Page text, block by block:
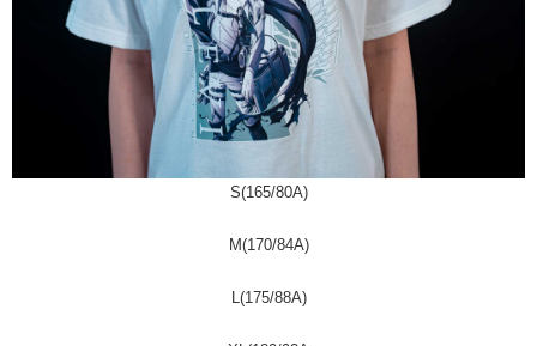
S(165/80A)
M(170/84A)
L(175/88A)